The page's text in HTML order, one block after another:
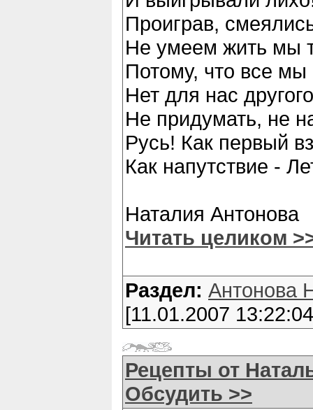
Проиграв,
Не умеем жить мы
Потому, что все мы
Нет для нас
Не придумать, не
Русь! Как первый
Как напутствие -
Наталия Антонова
Читать целиком
Раздел: Антонова
[11.01.2007
Рецепты от
Обсудить >>